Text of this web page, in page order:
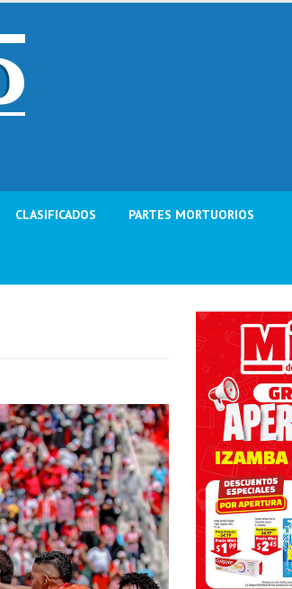
CLASIFICADOS PARTES MORTUORIOS